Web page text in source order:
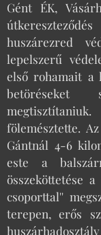
Gént ÉK,
huszárezred
lepelszerű
első rohamait a
betöréseket
fölemésztette.
Gántnál 4-6
este a
összeköttetése
csoporttal''
terepen, erős